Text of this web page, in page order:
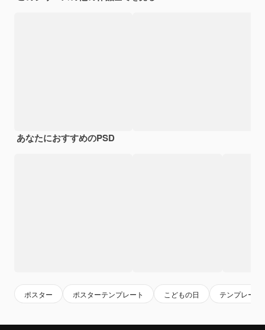
あなたにおすすめのPSD
ポスター ポスターテンプレート こどもの日 テンプレート